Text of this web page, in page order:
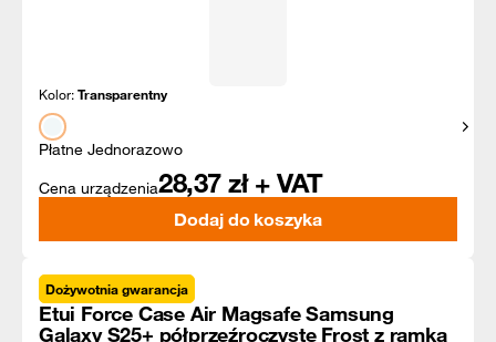
Kolor:Transparentny
Płatne Jednorazowo
Cena urządzenia28,37 zł + VAT
Dodaj do koszyka
Dożywotnia gwarancja
Etui Force Case Air Magsafe Samsung
Galaxy S25+ półprzeźroczyste Frost z ramką